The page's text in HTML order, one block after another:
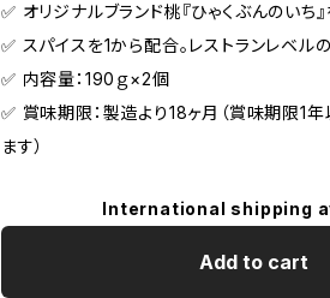
✅ オリジナルブランド桃『ひゃくぶんのいち
✅ スパイスを1から配合。レストランレベル
✅ 内容量：190ｇ×2個
✅ 賞味期限：製造より18ヶ月（賞味期限1
ます）
International shipping
Add to cart